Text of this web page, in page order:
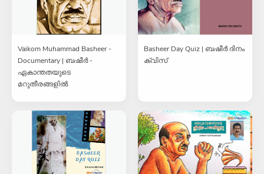
Vaikom Muhammad Basheer -
Documentary | ബഷീര്‍ -
ഏകാന്തതയുടെ
മറുതീരങ്ങളില്‍
Basheer Day Quiz | ബഷീർ ദിനം
ക്വിസ്